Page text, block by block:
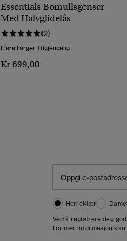
Essentials Bomullsgenser
Med Halvglidelås
(2)
Flere Farger Tilgjengelig
Kr 699,00
Herreklær
Ved å registrere deg
For mer informasjon